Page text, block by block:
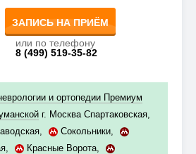
ЗАПИСЬ НА ПРИЁМ
или по телефону
8 (499) 519-35-82
и ортопедии Премиум
г. Москва Спартаковская,
, Сокольники,
, Красные Ворота,